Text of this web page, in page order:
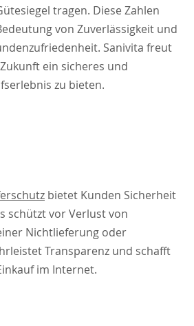
tragen. Diese Zahlen
von Zuverlässigkeit und
Sanivita freut
ein sicheres und
zu bieten.
bietet Kunden Sicherheit
schützt vor Verlust von
Nichtlieferung oder
Transparenz und schafft
im Internet.